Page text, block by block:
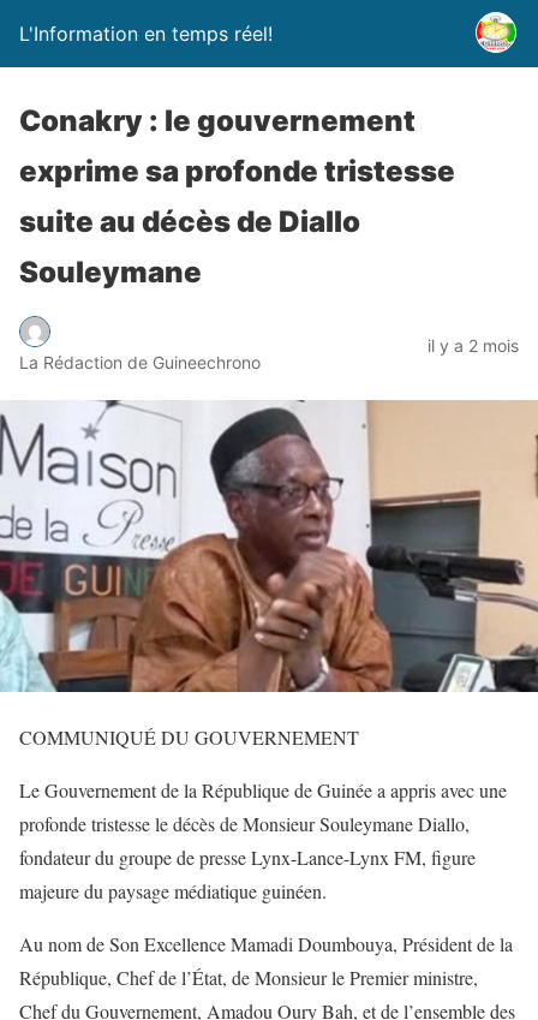
L'Information en temps réel!
Conakry : le gouvernement
exprime sa profonde tristesse
suite au décès de Diallo
Souleymane
La Rédaction de Guineechrono
il y a 2 mois
COMMUNIQUÉ DU GOUVERNEMENT
Le Gouvernement de la République de Guinée a appris avec une
profonde tristesse le décès de Monsieur Souleymane Diallo,
fondateur du groupe de presse Lynx-Lance-Lynx FM, figure
majeure du paysage médiatique guinéen.
Au nom de Son Excellence Mamadi Doumbouya, Président de la
République, Chef de l’État, de Monsieur le Premier ministre,
Chef du Gouvernement, Amadou Oury Bah, et de l’ensemble des